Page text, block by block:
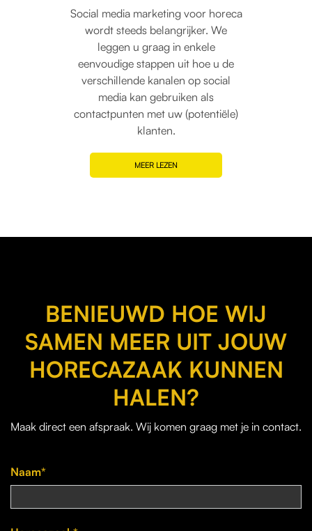
Social media marketing voor horeca
wordt steeds belangrijker. We
leggen u graag in enkele
eenvoudige stappen uit hoe u de
verschillende kanalen op social
media kan gebruiken als
contactpunten met uw (potentiële)
klanten.
MEER LEZEN
BENIEUWD HOE WIJ
SAMEN MEER UIT JOUW
HORECAZAAK KUNNEN
HALEN?
Maak direct een afspraak. Wij komen graag met je in contact.
Naam*